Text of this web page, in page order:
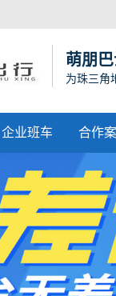
萌朋
为珠三角
企业班车 合作